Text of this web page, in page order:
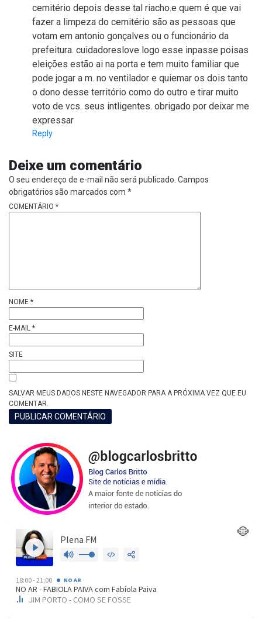
cemitério depois desse tal riacho.e quem é que vai
fazer a limpeza do cemitério são as pessoas que
votam em antonio gonçalves ou o funcionário da
prefeitura. cuidadoreslove logo esse inpasse poisas
eleições estão ai na porta e tem muito familiar que
pode jogar a m. no ventilador e quiemar os dois tanto
o dono desse território como do outro e tirar muito
voto de vcs. seus intligentes. obrigado por deixar me
expressar
Reply
Deixe um comentário
O seu endereço de e-mail não será publicado. Campos
obrigatórios são marcados com *
COMENTÁRIO *
NOME *
E-MAIL *
SITE
SALVAR MEUS DADOS NESTE NAVEGADOR PARA A PRÓXIMA VEZ QUE EU
COMENTAR.